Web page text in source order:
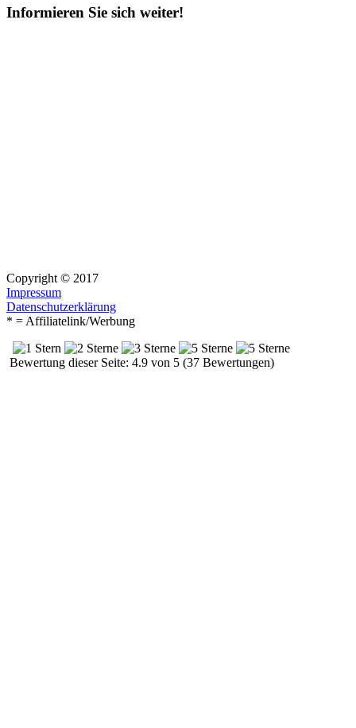
Informieren Sie sich weiter!
Copyright © 2017
Impressum
Datenschutzerklärung
* = Affiliatelink/Werbung
Bewertung dieser Seite: 4.9 von 5 (37 Bewertungen)